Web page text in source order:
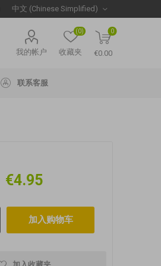
我的帐户 收藏夹
(0) 0
€0.00
联系客服
€4.95